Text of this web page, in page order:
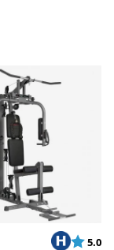
Betyg:
5.0